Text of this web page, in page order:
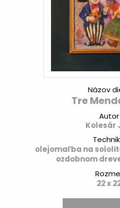
Názov
Tre
Autor
Kolesár
olejomaľba na
ozdobnom
22 x